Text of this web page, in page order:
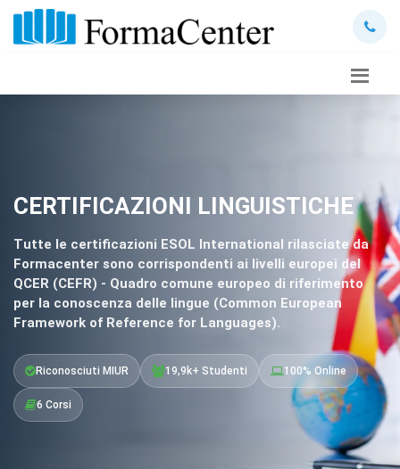
CERTIFICAZIONI LINGUISTICHE
Tutte le certificazioni ESOL International rilasciate da
Formacenter sono corrispondenti ai livelli europei del
QCER (CEFR) - Quadro comune europeo di riferimento
per la conoscenza delle lingue (Common European
Framework of Reference for Languages).
Riconosciuti MIUR 19,9k+ Studenti 100% Online
6 Corsi